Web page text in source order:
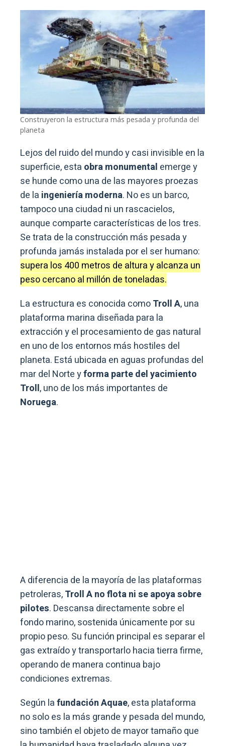
Construyeron la estructura más pesada y profunda del
planeta
Lejos del ruido del mundo y casi invisible en la
superficie, esta obra monumental emerge y
se hunde como una de las mayores proezas
de la ingeniería moderna. No es un barco,
tampoco una ciudad ni un rascacielos,
aunque comparte características de los tres.
Se trata de la construcción más pesada y
profunda jamás instalada por el ser humano:
supera los 400 metros de altura y alcanza un
peso cercano al millón de toneladas.
La estructura es conocida comoTroll A, una
plataforma marina diseñada para la
extracción y el procesamiento de gas natural
en uno de los entornos más hostiles del
planeta. Está ubicada en aguas profundas del
mar del Norte yforma parte del yacimiento
Troll, uno de los más importantes de
Noruega.
A diferencia de la mayoría de las plataformas
petroleras,Troll A no flota ni se apoya sobre
pilotes. Descansa directamente sobre el
fondo marino, sostenida únicamente por su
propio peso. Su función principal es separar el
gas extraído y transportarlo hacia tierra firme,
operando de manera continua bajo
condiciones extremas.
Según lafundación Aquae, esta plataforma
no solo es la más grande y pesada del mundo,
sino también el objeto de mayor tamaño que